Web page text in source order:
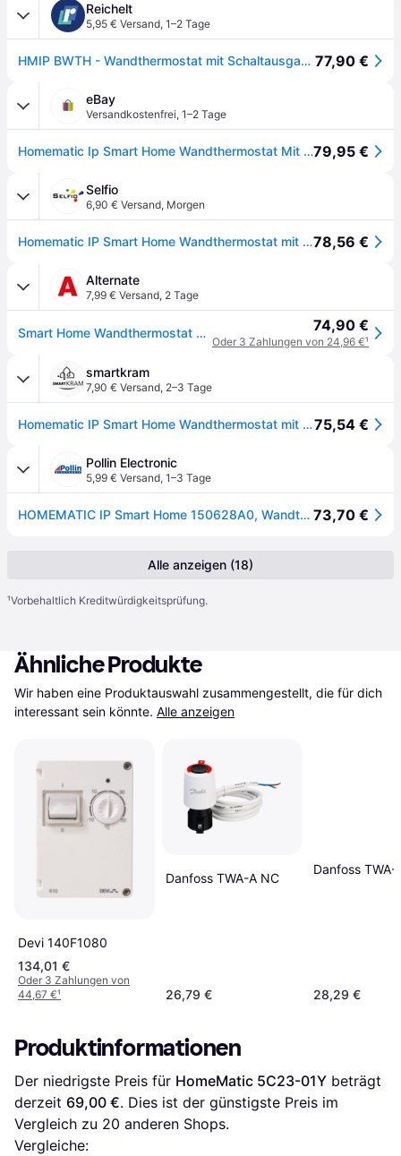
Reichelt
5,95 € Versand, 1–2 Tage
HMIP BWTH - Wandthermostat mit Schaltausgang 77,90 €
eBay
Versandkostenfrei, 1–2 Tage
Homematic Ip Smart Home Wandthermostat Mit Schaltausgang – Für Markenschalter, H79,95 €
Selfio
6,90 € Versand, Morgen
Homematic IP Smart Home Wandthermostat mit Schaltausgang HmIP-BWTH - für Markenschalter, 230 V78,56 €
Alternate
7,99 € Versand, 2 Tage
Smart Home Wandthermostat mit Schaltausgang (HmIP-BWTH) 74,90 €
Oder 3 Zahlungen von 24,96 €¹
smartkram
7,90 € Versand, 2–3 Tage
Homematic IP Smart Home Wandthermostat mit Schaltausgang – für Markenschalter, 230 V, HmIP-BWTH75,54 €
Pollin Electronic
5,99 € Versand, 1–3 Tage
HOMEMATIC IP Smart Home 150628A0, Wandthermostat mit Schaltausgang für Markenschalter 73,70 €
Alle anzeigen (18)
¹Vorbehaltlich Kreditwürdigkeitsprüfung.
Ähnliche Produkte
Wir haben eine Produktauswahl zusammengestellt, die für dich
interessant sein könnte. Alle anzeigen
Devi 140F1080
134,01 €
Oder 3 Zahlungen von
44,67 €¹
Danfoss TWA-A NC
26,79 €
Danfoss TWA-
28,29 €
Produktinformationen
Der niedrigste Preis für HomeMatic 5C23-01Y beträgt
derzeit 69,00 €. Dies ist der günstigste Preis im
Vergleich zu 20 anderen Shops.
Vergleiche: